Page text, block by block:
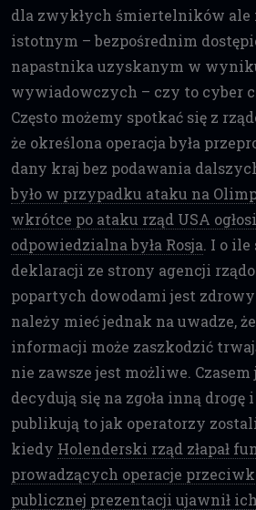
dla zwykłych śmiertelników
istotnym – bezpośrednim
napastnika uzyskanym w
wywiadowczych – czy to cyber
Często możemy spotkać się z
że określona operacja była
dany kraj bez podawania
było w przypadku ataku na
wkrótce po ataku rząd USA
odpowiedzialna była Rosja. I o
deklaracji ze strony agencji
popartych dowodami jest
należy mieć jednak na uwadze,
informacji może zaszkodzić
nie zawsze jest możliwe.
decydują się na zgoła inną drogę
publikują to jak operatorzy zostali
kiedy Holenderski rząd złapał
prowadzących operacje
publicznej prezentacji ujawnił